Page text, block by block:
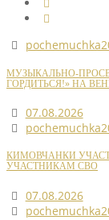
МУЗЫКАЛЬНО-
ГОРДИТЬСЯ!» НА
07.08.2026
КИМОВЧАНКИ
УЧАСТНИКАМ СВО
07.08.2026